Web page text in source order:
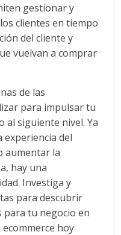
gestionar y
clientes en tiempo
del cliente y
vuelvan a comprar
de las
para impulsar tu
al siguiente nivel. Ya
experiencia del
aumentar la
hay una
Investiga y
para descubrir
para tu negocio en
hoy